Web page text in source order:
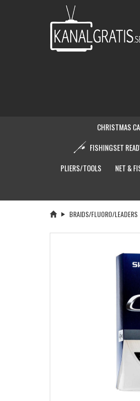
CHRISTMAS
FISHINGSET
PLIERS/TOOLS
NET &
BRAIDS/FLUORO/LEADERS